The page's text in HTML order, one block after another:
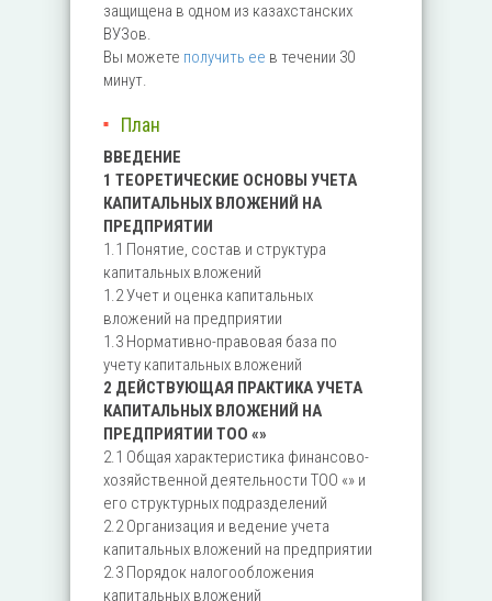
защищена в одном из казахстанских
ВУЗов.
Вы можете получить ее в течении 30
минут.
План
ВВЕДЕНИЕ
1 ТЕОРЕТИЧЕСКИЕ ОСНОВЫ УЧЕТА
КАПИТАЛЬНЫХ ВЛОЖЕНИЙ НА
ПРЕДПРИЯТИИ
1.1 Понятие, состав и структура
капитальных вложений
1.2 Учет и оценка капитальных
вложений на предприятии
1.3 Нормативно-правовая база по
учету капитальных вложений
2 ДЕЙСТВУЮЩАЯ ПРАКТИКА УЧЕТА
КАПИТАЛЬНЫХ ВЛОЖЕНИЙ НА
ПРЕДПРИЯТИИ ТОО «»
2.1 Общая характеристика финансово-
хозяйственной деятельности ТОО «» и
его структурных подразделений
2.2 Организация и ведение учета
капитальных вложений на предприятии
2.3 Порядок налогообложения
капитальных вложений